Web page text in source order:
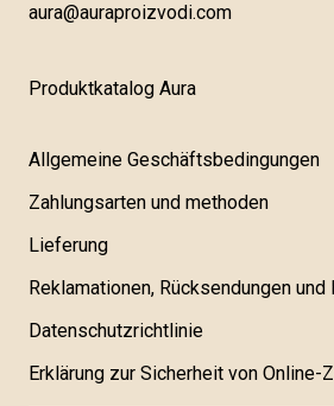
aura@auraproizvodi.com
Produktkatalog Aura
Allgemeine Geschäftsbedingungen
Zahlungsarten und methoden
Lieferung
Reklamationen, Rücksendungen und
Datenschutzrichtlinie
Erklärung zur Sicherheit von Online-